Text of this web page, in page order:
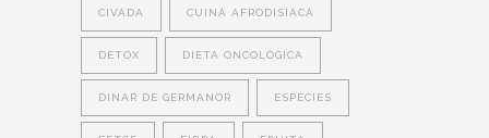
CIVADA CUINA AFRODISÍACA
DETOX DIETA ONCOLÒGICA
DINAR DE GERMANOR ESPÈCIES